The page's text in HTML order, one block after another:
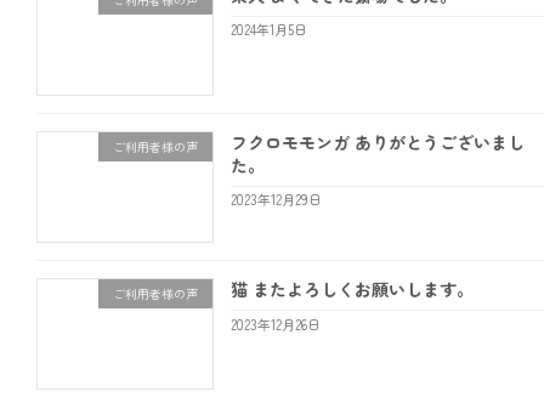
2024年1月5日
ご利用者様の声
フクロモモンガ ありがとうございまし
た。
2023年12月29日
ご利用者様の声 猫 またよろしくお願いします。
2023年12月26日